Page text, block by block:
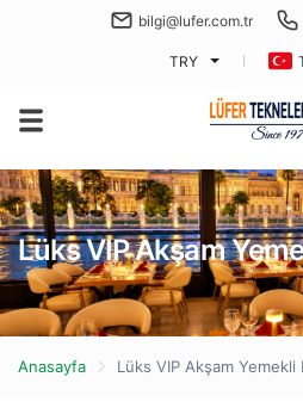
bilgi@lufer.com.tr
TRY
Lüks VIP Akşam
Anasayfa Lüks VIP Akşam Yemekli